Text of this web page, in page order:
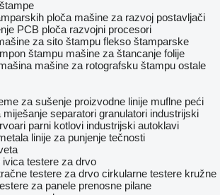
ploča mašine za razvoj postavljači
PCB ploča razvojni procesori
za sito štampu flekso štamparske
štampu mašine za štancanje folije
mašine za rotografsku štampu ostale
za sušenje proizvodne linije muflne peći
miješanje separatori granulatori industrijski
parni kotlovi industrijski autoklavi
linije za punjenje tečnosti
ivica testere za drvo
testere za drvo cirkularne testere kružne
za panele prenosne pilane